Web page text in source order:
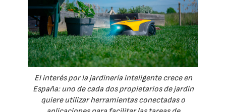
El interés por la jardinería inteligente crece en
España: uno de cada dos propietarios de jardín
quiere utilizar herramientas conectadas o